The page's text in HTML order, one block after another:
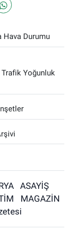
Hava Durumu
Trafik Yoğunluk
ASAYİŞ
MAGAZİN